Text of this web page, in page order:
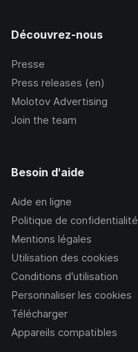
Découvrez-nous
Presse
Press releases (en)
Molotov Advertising
Join the team
Besoin d'aide
Aide en ligne
Politique de confidentialité
Mentions légales
Utilisation des cookies
Conditions d’utilisation
Personnaliser les cookies
Télécharger
Appareils compatibles